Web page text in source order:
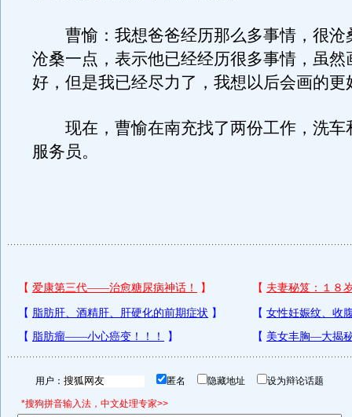
曹愉：我想爸爸经历那么多事情，很沧
沧桑一点，表示他已经经历很多事情，虽然
好，但是我已经尽力了，我想以后会画的更
现在，曹愉在南充找了两份工作，洗车
服务员。
用户： 匿名 隐藏地址 设为辩论话题
*搜狗拼音输入法，中文处理专家>>